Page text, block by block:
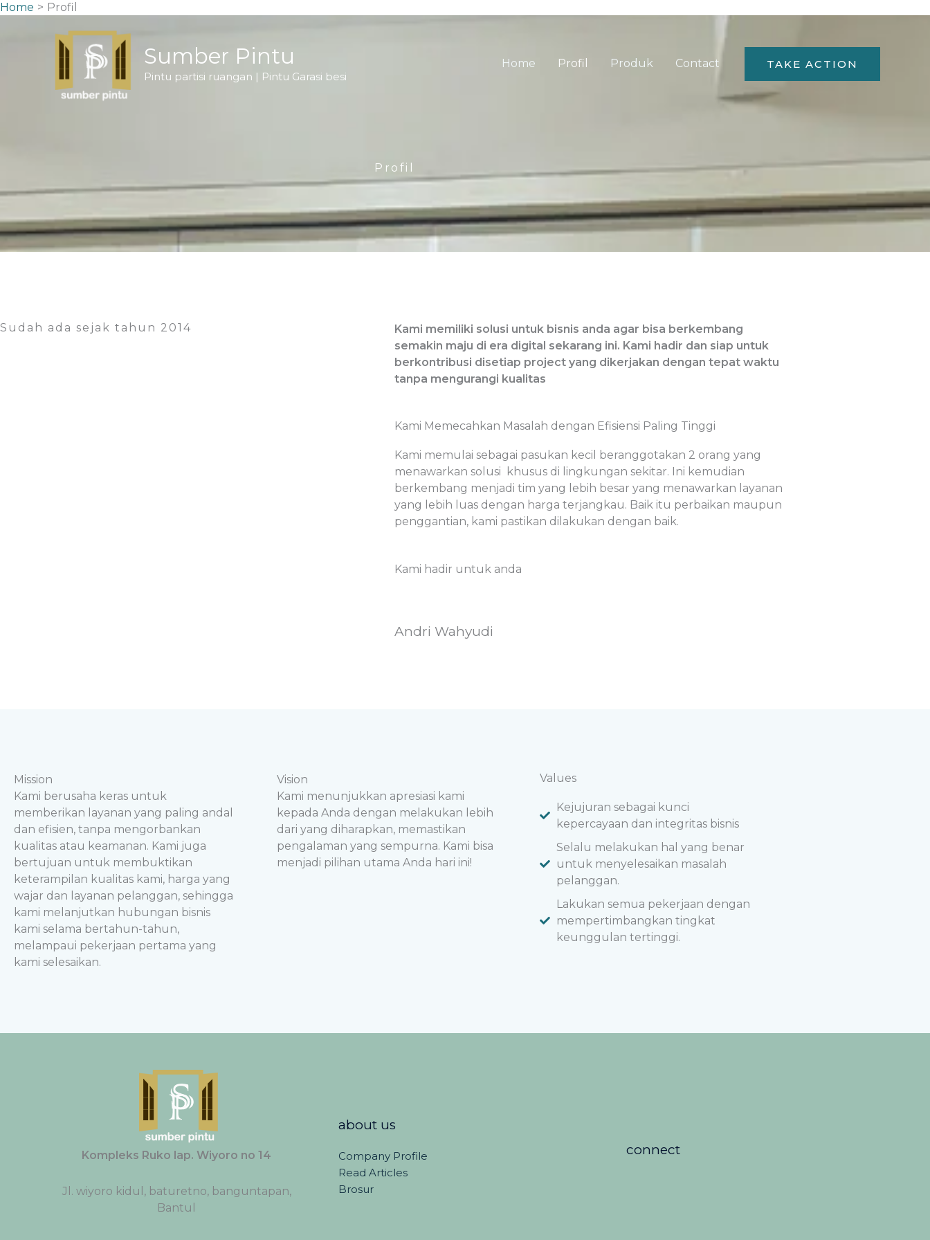
Skip
Sumber Pintu
Pintu partisi ruangan | Pintu Garasi besi
Home Profil Produk Contact TAKE ACTION
Home Profil
Profil
Sudah ada sejak tahun 2014
Kami memiliki solusi untuk bisnis anda agar bisa berkembang
semakin maju di era digital sekarang ini. Kami hadir dan siap untuk
berkontribusi disetiap project yang dikerjakan dengan tepat waktu
tanpa mengurangi kualitas
Kami Memecahkan Masalah dengan Efisiensi Paling Tinggi
Kami memulai sebagai pasukan kecil beranggotakan 2 orang yang
menawarkan solusi khusus di lingkungan sekitar. Ini kemudian
berkembang menjadi tim yang lebih besar yang menawarkan layanan
yang lebih luas dengan harga terjangkau. Baik itu perbaikan maupun
penggantian, kami pastikan dilakukan dengan baik.
Kami hadir untuk anda
Andri Wahyudi
Mission
Kami berusaha keras untuk
memberikan layanan yang paling andal
dan efisien, tanpa mengorbankan
kualitas atau keamanan. Kami juga
bertujuan untuk membuktikan
keterampilan kualitas kami, harga yang
wajar dan layanan pelanggan, sehingga
kami melanjutkan hubungan bisnis
kami selama bertahun-tahun,
melampaui pekerjaan pertama yang
kami selesaikan.
Vision
Kami menunjukkan apresiasi kami
kepada Anda dengan melakukan lebih
dari yang diharapkan, memastikan
pengalaman yang sempurna. Kami bisa
menjadi pilihan utama Anda hari ini!
Values
Kejujuran sebagai kunci
kepercayaan dan integritas bisnis
Selalu melakukan hal yang benar
untuk menyelesaikan masalah
pelanggan.
Lakukan semua pekerjaan dengan
mempertimbangkan tingkat
keunggulan tertinggi.
Kompleks Ruko lap. Wiyoro no 14
Jl. wiyoro kidul, baturetno, banguntapan,
Bantul
about us
Company Profile
Read Articles
Brosur
connect